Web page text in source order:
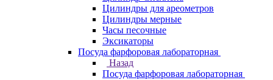
Цилиндры для ареометров
Цилиндры мерные
Часы песочные
Эксикаторы
Посуда фарфоровая лабораторная
Назад
Посуда фарфоровая лабораторная